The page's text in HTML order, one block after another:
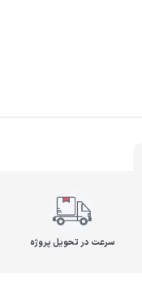
سرعت در تحویل پروژه